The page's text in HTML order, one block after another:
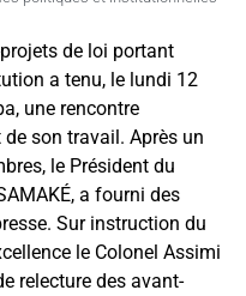
de loi portant
a tenu, le lundi 12
une rencontre
son travail. Après un
le Président du
a fourni des
Sur instruction du
le Colonel Assimi
relecture des avant-